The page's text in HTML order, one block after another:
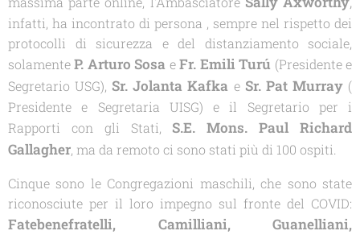
infatti, ha incontrato di persona , sempre nel rispetto dei
protocolli di sicurezza e del distanziamento sociale,
solamenteP. Arturo Sosa eFr. Emili Turú (Presidente e
Segretario USG), Sr. Jolanta Kafka e Sr. Pat Murray (
Presidente e Segretaria UISG) e il Segretario per i
Rapporti con gli Stati, S.E. Mons. Paul Richard
Gallagher, ma da remoto ci sono stati più di 100 ospiti.
Cinque sono le Congregazioni maschili, che sono state
riconosciute per il loro impegno sul fronte del COVID:
Fatebenefratelli, Camilliani, Guanelliani,